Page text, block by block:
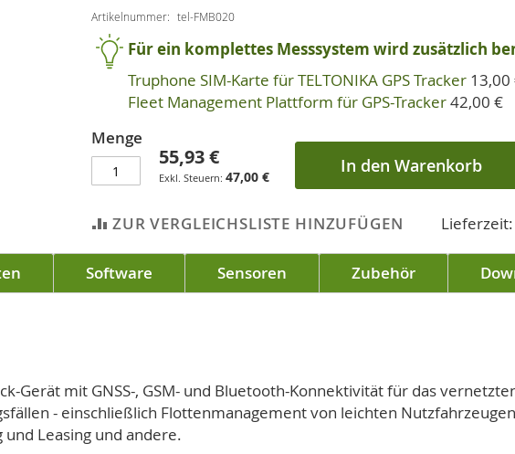
Artikelnummer tel-FMB020
Für ein komplettes Messsystem wird zusätzlich
Truphone SIM-Karte für TELTONIKA GPS Tracker 13,00
Fleet Management Plattform für GPS-Tracker42,00 €
Menge
55,93 €
47,00 € In den Warenkorb
ZUR VERGLEICHSLISTE HINZUFÜGEN Lieferzeit:
Software Sensoren Zubehör
Gerät mit GNSS-, GSM- und Bluetooth-Konnektivität für das
- einschließlich Flottenmanagement von leichten
Leasing und andere.